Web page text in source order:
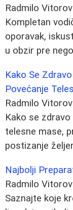
Radmilo
Kompletan
oporavak,
u obzir pre
Kako Se
Povećanje
Radmilo
Kako se
telesne mase,
postizanje
Najbolji
Radmilo
Saznajte koje